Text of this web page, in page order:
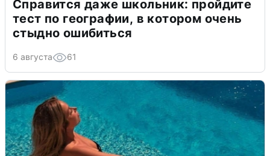
Справится даже школьник: пройдите
тест по географии, в котором очень
стыдно ошибиться
6 августа 61